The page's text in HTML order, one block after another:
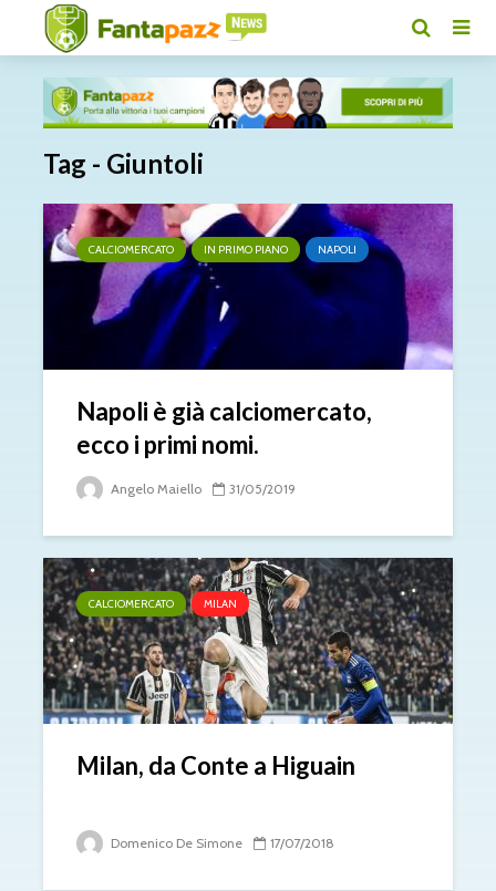
Tag - Giuntoli
CALCIOMERCATO IN PRIMO PIANO NAPOLI
Napoli è già calciomercato,
ecco i primi nomi.
Angelo Maiello 31/05/2019
CALCIOMERCATO MILAN
Milan, da Conte a Higuain
Domenico De Simone 17/07/2018